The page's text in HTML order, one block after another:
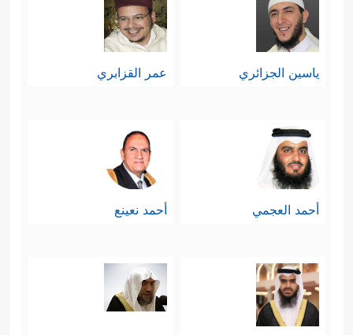
ياسين الجزائري عمر القزابري
أحمد العجمي أحمد نعينع